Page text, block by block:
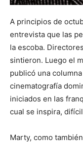
A principios de
entrevista que las
la escoba.
sintieron. Luego el
publicó una
cinematografía
iniciados en las
cual se inspira,
Marty, como